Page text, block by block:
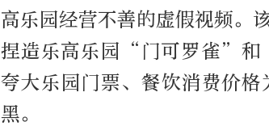
高乐园经营不善的虚假视频。
捏造乐高乐园“门可罗雀”
夸大乐园门票、餐饮消费价
黑。